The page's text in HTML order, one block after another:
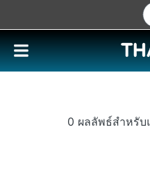
0 ผลลัพธ์สำหรั